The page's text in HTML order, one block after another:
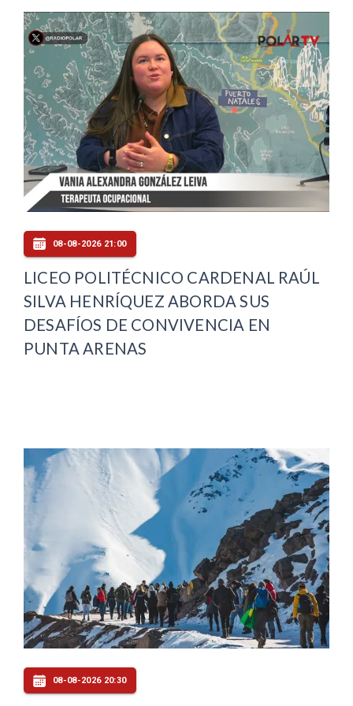
08-08-2026 21:00
LICEO POLITÉCNICO CARDENAL RAÚL
SILVA HENRÍQUEZ ABORDA SUS
DESAFÍOS DE CONVIVENCIA EN
PUNTA ARENAS
08-08-2026 20:30